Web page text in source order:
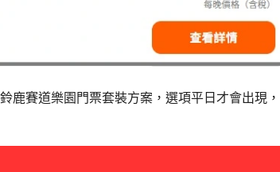
鹿賽道樂園門票套裝方案，選項平日才會出現，